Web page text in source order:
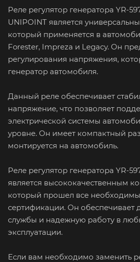
Реле регулятор генератора YR-
UNIPOINT является
который применяется в
Forester, Impreza и Legacy. Он
регулирования напряжения,
генератор автомобиля.
Данный реле обеспечивает
напряжение, что позволяет
электрической системы
уровне. Он имеет компактный
монтируется на автомобиль.
Реле регулятор генератора YR-
является высококачественным
который прошел все
сертификации. Он обеспечивает
службы и надежную работу в
эксплуатации.
Если вам необходимо заменить